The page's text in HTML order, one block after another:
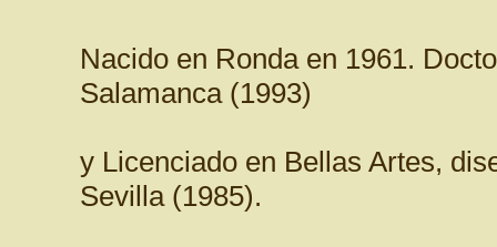
Nacido en Ronda en 1961.
Salamanca (1993)
y Licenciado en Bellas Artes,
Sevilla (1985).